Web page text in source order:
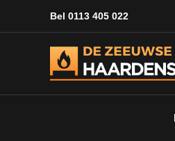
Bel 0113 405 022